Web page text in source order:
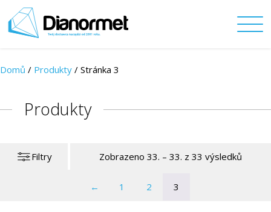
Domů / Produkty / Stránka 3
Produkty
Filtry Zobrazeno 33. – 33. z 33 výsledků
← 1 2 3